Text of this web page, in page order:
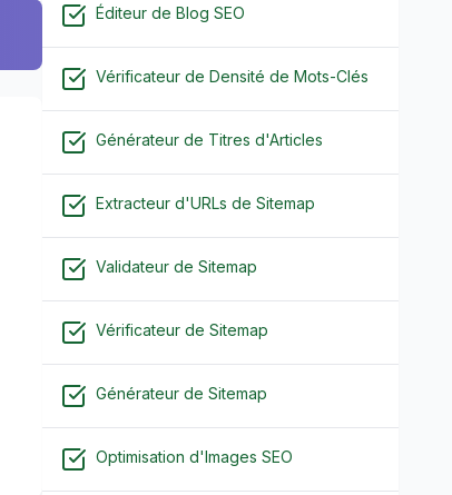
Éditeur de Blog SEO
Vérificateur de Densité de Mots-Clés
Générateur de Titres d'Articles
Extracteur d'URLs de Sitemap
Validateur de Sitemap
Vérificateur de Sitemap
Générateur de Sitemap
Optimisation d'Images SEO